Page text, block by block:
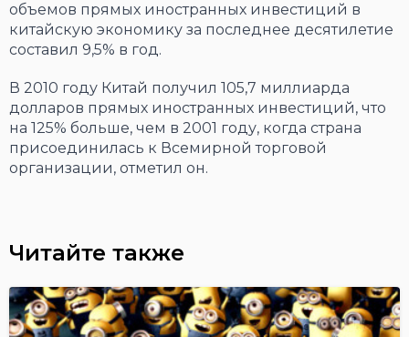
объемов прямых иностранных инвестиций в
китайскую экономику за последнее десятилетие
составил 9,5% в год.
В 2010 году Китай получил 105,7 миллиарда
долларов прямых иностранных инвестиций, что
на 125% больше, чем в 2001 году, когда страна
присоединилась к Всемирной торговой
организации, отметил он.
Читайте также